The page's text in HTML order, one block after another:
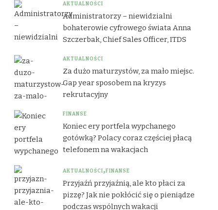
AKTUALNOŚCI
Administratorzy – niewidzialni
bohaterowie cyfrowego świata Anna
Szczerbak, Chief Sales Officer, ITDS
AKTUALNOŚCI
Za dużo maturzystów, za mało miejsc.
Gap year sposobem na kryzys
rekrutacyjny
FINANSE
Koniec ery portfela wypchanego
gotówką? Polacy coraz częściej płacą
telefonem na wakacjach
AKTUALNOŚCI FINANSE
Przyjaźń przyjaźnią, ale kto płaci za
pizzę? Jak nie pokłócić się o pieniądze
podczas wspólnych wakacji